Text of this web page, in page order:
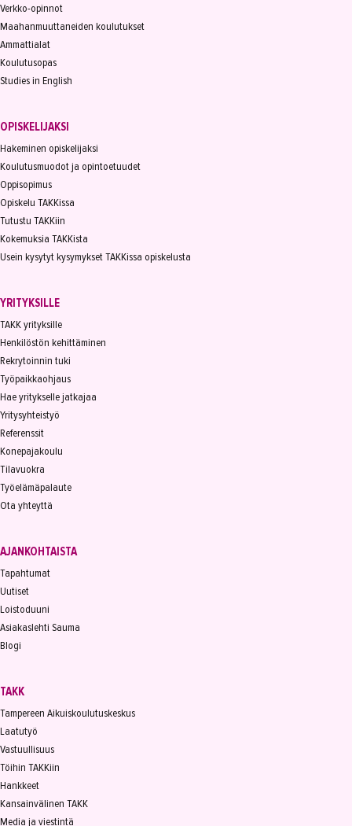
Verkko-opinnot
Maahanmuuttaneiden koulutukset
Ammattialat
Koulutusopas
Studies in English
OPISKELIJAKSI
Hakeminen opiskelijaksi
Koulutusmuodot ja opintoetuudet
Oppisopimus
Opiskelu TAKKissa
Tutustu TAKKiin
Kokemuksia TAKKista
Usein kysytyt kysymykset TAKKissa opiskelusta
YRITYKSILLE
TAKK yrityksille
Henkilöstön kehittäminen
Rekrytoinnin tuki
Työpaikkaohjaus
Hae yritykselle jatkajaa
Yritysyhteistyö
Referenssit
Konepajakoulu
Tilavuokra
Työelämäpalaute
Ota yhteyttä
AJANKOHTAISTA
Tapahtumat
Uutiset
Loistoduuni
Asiakaslehti Sauma
Blogi
TAKK
Tampereen Aikuiskoulutuskeskus
Laatutyö
Vastuullisuus
Töihin TAKKiin
Hankkeet
Kansainvälinen TAKK
Media ja viestintä